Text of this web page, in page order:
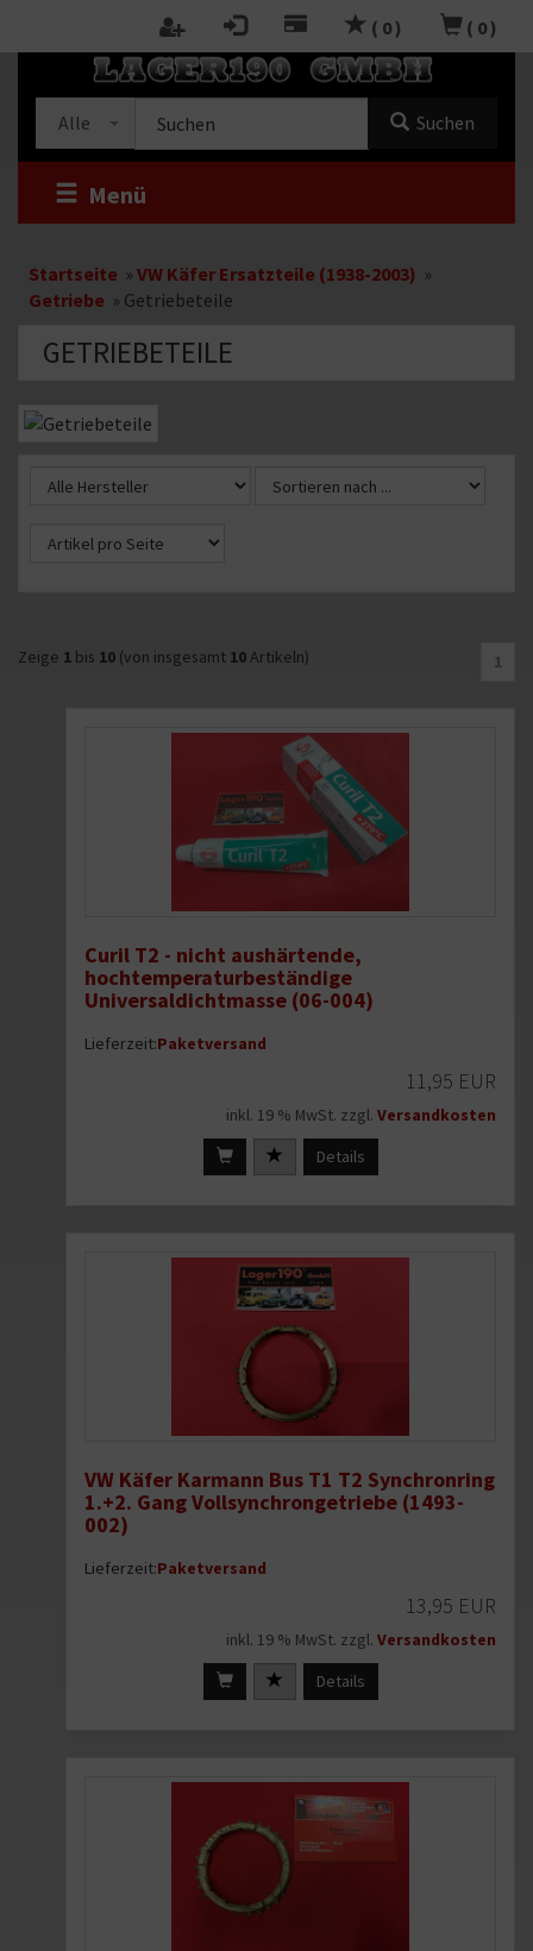
( 0 ) ( 0 )
Alle
Shop
Suchen
Menü
Startseite » VW Käfer Ersatzteile (1938-2003) »
Getriebe » Getriebeteile
GETRIEBETEILE
Kategoriebeschreibung
Zeige 1 bis 10 (von insgesamt 10Artikeln) 1
Curil T2 - nicht aushärtende,
hochtemperaturbeständige
Universaldichtmasse (06-004)
Lieferzeit:Paketversand
11,95 EUR
inkl. 19 % MwSt. zzgl. Versandkosten
Details
VW Käfer Karmann Bus T1 T2 Synchronring
1.+2. Gang Vollsynchrongetriebe (1493-
002)
Lieferzeit:Paketversand
13,95 EUR
inkl. 19 % MwSt. zzgl. Versandkosten
Details